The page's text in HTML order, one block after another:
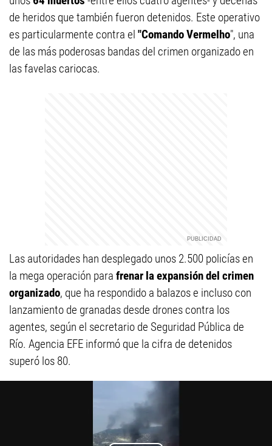
de heridos que también fueron detenidos. Este operativo
es particularmente contra el "Comando Vermelho", una
de las más poderosas bandas del crimen organizado en
las favelas cariocas.
Las autoridades han desplegado unos 2.500 policías en
la mega operación para frenar la expansión del crimen
organizado, que ha respondido a balazos e incluso con
lanzamiento de granadas desde drones contra los
agentes, según el secretario de Seguridad Pública de
Río. Agencia EFE informó que la cifra de detenidos
superó los 80.